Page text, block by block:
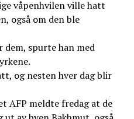
våpenhvilen ville hatt
også om den ble
dem, spurte han med
og nesten hver dag blir
AFP meldte fredag at de